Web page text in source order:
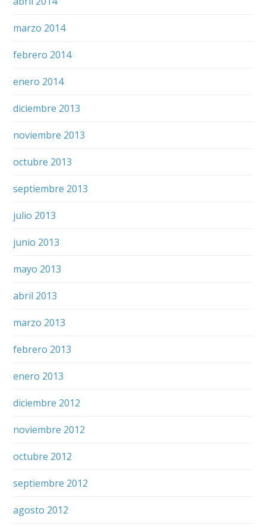
marzo 2014
febrero 2014
enero 2014
diciembre 2013
noviembre 2013
octubre 2013
septiembre 2013
julio 2013
junio 2013
mayo 2013
abril 2013
marzo 2013
febrero 2013
enero 2013
diciembre 2012
noviembre 2012
octubre 2012
septiembre 2012
agosto 2012